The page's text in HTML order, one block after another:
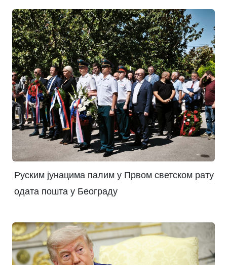
Руским јунацима палим у Првом светском рату
одата пошта у Београду